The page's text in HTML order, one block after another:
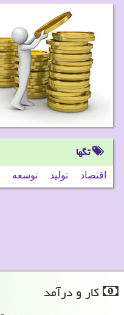
تگها
اقتصاد تولید توسعه
كار و درآمد